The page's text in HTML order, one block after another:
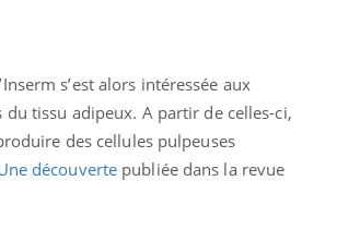
s’est alors intéressée aux
du tissu adipeux. A partir de celles-ci,
des cellules pulpeuses
découverte publiée dans la revue